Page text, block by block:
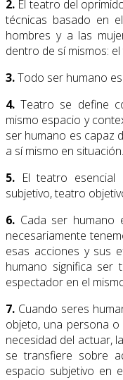
2. El teatro del
técnicas basado en
hombres y a las
dentro de sí mismos:
3.Todo ser humano
4.Teatro se define
mismo espacio y
ser humano es capaz
a sí mismo en situación.
5. El teatro
subjetivo, teatro
6. Cada ser humano
necesariamente
esas acciones y sus
humano significa ser
espectador en el
7. Cuando seres
objeto, una persona
necesidad del actuar,
se transfiere sobre
espacio subjetivo en